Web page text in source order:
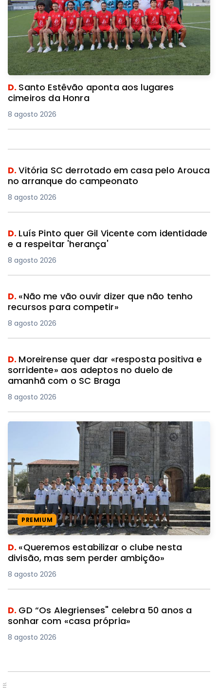
D. Santo Estêvão aponta aos lugares
cimeiros da Honra
8 agosto 2026
D.Vitória SC derrotado em casa pelo Arouca
no arranque do campeonato
8 agosto 2026
D. Luís Pinto quer Gil Vicente com identidade
e a respeitar 'herança'
8 agosto 2026
D. «Não me vão ouvir dizer que não tenho
recursos para competir»
8 agosto 2026
D. Moreirense quer dar «resposta positiva e
sorridente» aos adeptos no duelo de
amanhã com o SC Braga
8 agosto 2026
PREMIUM
D. «Queremos estabilizar o clube nesta
divisão, mas sem perder ambição»
8 agosto 2026
D. GD “Os Alegrienses" celebra 50 anos a
sonhar com «casa própria»
8 agosto 2026